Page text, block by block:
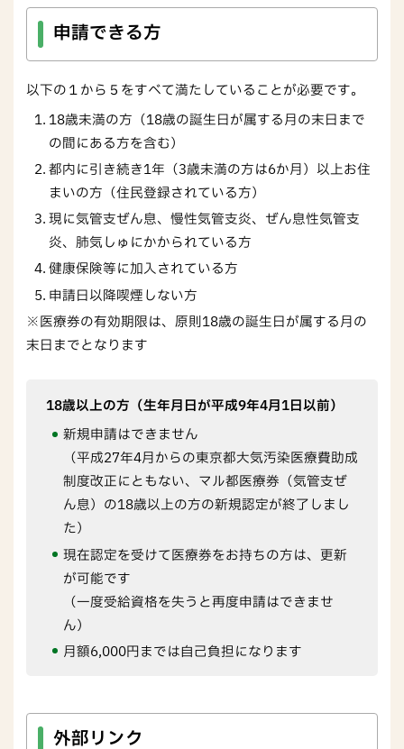
申請できる方
以下の１から５をすべて満たしていることが必要です。
18歳未満の方（18歳の誕生日が属する月の末日まで
の間にある方を含む）
都内に引き続き1年（3歳未満の方は6か月）以上お住
まいの方（住民登録されている方）
現に気管支ぜん息、慢性気管支炎、ぜん息性気管支
炎、肺気しゅにかかられている方
健康保険等に加入されている方
申請日以降喫煙しない方
※医療券の有効期限は、原則18歳の誕生日が属する月の
末日までとなります
18歳以上の方（生年月日が平成9年4月1日以前）
新規申請はできません
（平成27年4月からの東京都大気汚染医療費助成
制度改正にともない、マル都医療券（気管支ぜ
ん息）の18歳以上の方の新規認定が終了しまし
た）
現在認定を受けて医療券をお持ちの方は、更新
が可能です
（一度受給資格を失うと再度申請はできませ
ん）
月額6,000円までは自己負担になります
外部リンク